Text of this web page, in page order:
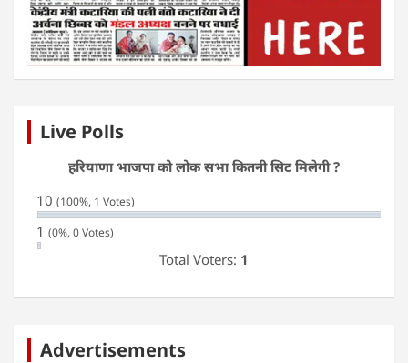
Live Polls
हरियाणा भाजपा को लोक सभा कितनी सिट मिलेगी ?
10 (100%, 1 Votes)
1 (0%, 0 Votes)
Total Voters: 1
Advertisements